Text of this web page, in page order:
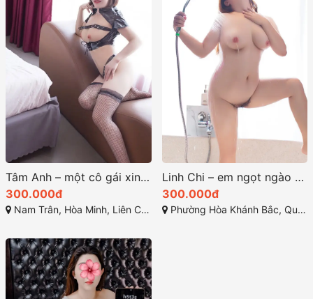
Tâm Anh – một cô gái xinh xắn, phục vụ chuyên nghiệp
300.000đ
Nam Trân, Hòa Minh, Liên Chiểu, Đà Nẵng
Linh Chi – em ngọt ngào một cô nàng đáng yêu
300.000đ
Phường Hòa Khánh Bắc, Quận Liên Chiểu, Đà Nẵng